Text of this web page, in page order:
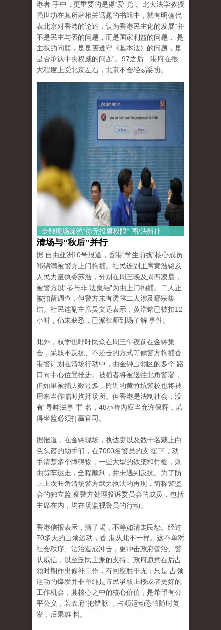
港者”手中，更重要的是得“爱 党”。北大法学教授
强世功在其所著相关话题的书籍中，就有明确代
表北京对香港的论述，认为香港民主化的发展“并
不是民主与否的问题，而是国家利益的问题， 是
主权的问题，是是否遵守《基本法》的问题，是
是否承认中央权威的问题”。97之后，港府在很
大程度上受北京左右，北京不会轻易妥协。
金钟现场涂鸦“你无投票权限” 图/法新社
清场与“秋后”并行
据 自由亚洲10号报道，香港“学生前线”核心成员
郑锦满被警方上门拘捕。社民连副主席黄浩铭及
人民力量执委苏浩，分别在周三晚及周四凌晨，
被警方以“参与非 法集结”为由上门拘捕。二人正
被扣留调查，但警方未有透露二人涉及哪宗集
结。社民连副主席吴文远表示，黄浩铭已被扣12
小时，仍未获悉，已派律师到场了解 事件。
此外，双学也呼吁民众在周三午夜前在金钟集
会，采取不反抗、不还击的方式等候警方拘捕香
港警计划在清场行动中，由金钟占领区的多个 路
口向中心位置推进。被捕者将被送往北角警署，
但如果被捕人数过多，附近的黄竹坑警校也将被
用来当作临时拘押场所。但香港是法制社会，没
有“寻衅滋事”罪 名，48小時內应当允许保释，若
得坐监必须打贏官司。
据报道，在金钟现场，执达吏以及数十名戴上白
色头盔的助手们，在7000名警员的支 援下，动
手清楚多个障碍物，一些大型的铁架和竹棚，则
由货车运走，全程顺利，并未遇到反抗。为了防
止上次旺角清场警方武力执法的再现，简称警监
会的独立监 察警方处理投诉委员会的成员，包括
主席在内，均在场监视警员的行动。
香港信报表示，清了場，不等如清走民怨。经过
70多天的占领运动，香 港从此不一样。这不单对
社会秩序、法治造成冲击，更冲击政府管治、警
队威信，以至泛民主派的支持。政府愿意在后占
领时期作出修补工作，有回应胜于无；只是 占领
运动的爆发并非单纯是市民爭取上楼或者更好的
工作机会，其核心之中的核心价值，是希望有公
平公义，若政府“把错脉”，占领运动恐怕随时复
发，后果难 料。